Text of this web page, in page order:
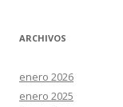
ARCHIVOS
enero 2026
enero 2025